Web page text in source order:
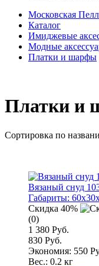
Московская
Каталог
Имиджевые
Модные
Платки и шарфы
Платки и
Сортировка по
Вязаный снуд
Габариты:
Скидка 40%
(0)
1 380 Руб.
830 Руб.
Экономия: 550
Вес.: 0.2 кг